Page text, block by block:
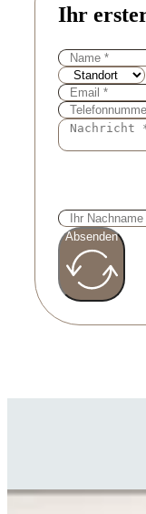
Ihr
Absenden